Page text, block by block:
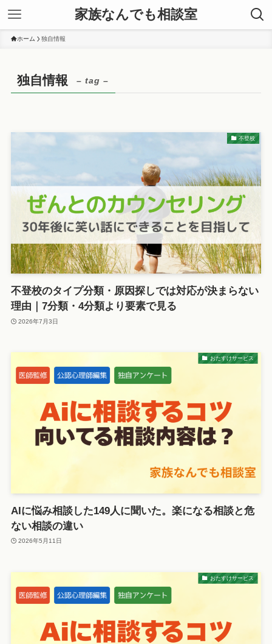
家族なんでも相談室
ホーム 独自情報
独自情報 – tag –
不登校
不登校のタイプ分類・原因探しでは対応が決まらない
理由｜7分類・4分類より要素で見る
2026年7月3日
おたすけサービス
AIに悩み相談した149人に聞いた。楽になる相談と危
ない相談の違い
2026年5月11日
おたすけサービス